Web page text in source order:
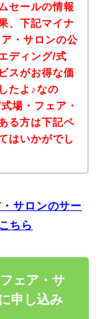
セールの情報
、下記マイナ
・サロンの公
ディング/式
スがお得な価
たよ♪なの
場・フェア・
る方は下記ペ
はいかがでし
サロンのサー
ちら
ェア・サ
申し込み